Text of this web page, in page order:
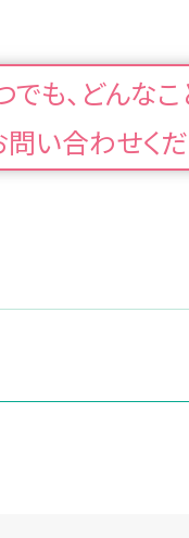
でも、どんな
問い合わせく